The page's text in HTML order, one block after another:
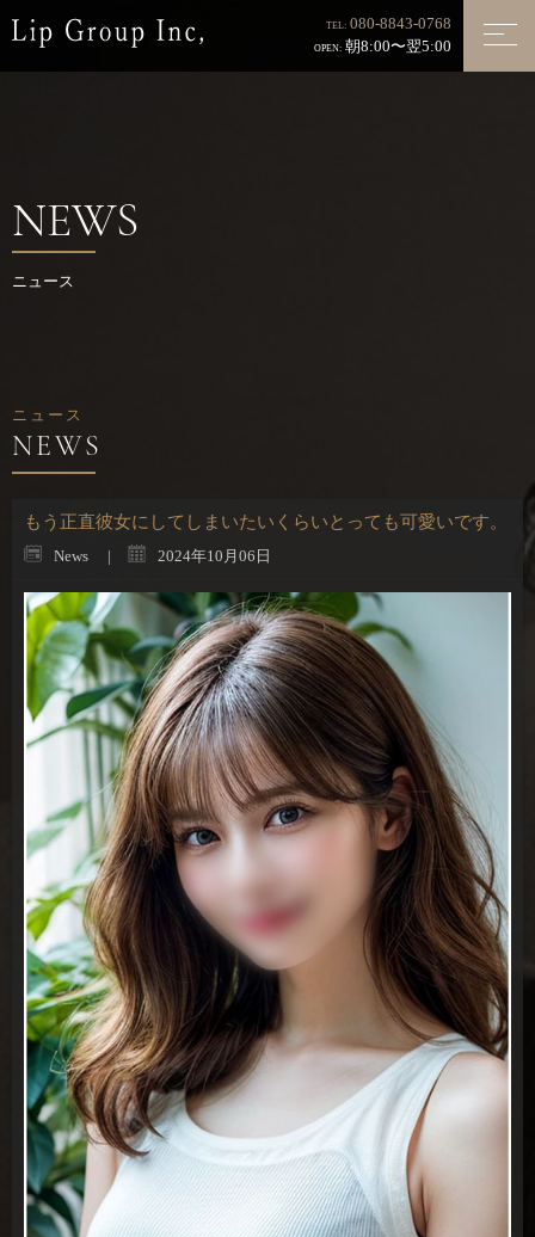
TEL: 080-8843-0768
OPEN: 朝8:00〜翌5:00
NEWS
ニュース
ニュース
もう正直彼女にしてしまいたいくらいとっても可愛いです。
News 2024年10月06日